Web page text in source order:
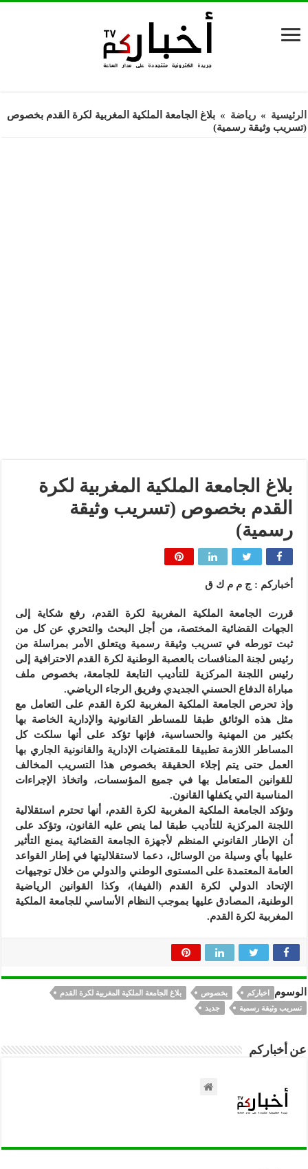
الرئيسية » رياضة » بلاغ الجامعة الملكية المغربية لكرة القدم بخصوص
(تسريب وثيقة رسمية)
بلاغ الجامعة الملكية المغربية لكرة
القدم بخصوص (تسريب وثيقة
رسمية)
أخباركم : ج م م ك ق
قررت الجامعة الملكية المغربية لكرة القدم، رفع شكاية إلى
الجهات القضائية المختصة، من أجل البحث والتحري عن كل من
ثبت تورطه في تسريب وثيقة رسمية ويتعلق الأمر بمراسلة من
رئيس لجنة المنافسات بالعصبة الوطنية لكرة القدم الاحترافية إلى
رئيس اللجنة المركزية للتأديب التابعة للجامعة، بخصوص ملف
مباراة الدفاع الحسني الجديدي وفريق الرجاء الرياضي.
وإذ تحرص الجامعة الملكية المغربية لكرة القدم على التعامل مع
مثل هذه الوثائق طبقا للمساطر القانونية والإدارية الخاصة بها
بكثير من المهنية والحساسية، فإنها تؤكد على أنها سلكت كل
المساطر اللازمة تطبيقا للمقتضيات الإدارية والقانونية الجاري بها
العمل حتى يتم إجلاء الحقيقة بخصوص هذا التسريب المخالف
للقوانين المتعامل بها في جميع المؤسسات، واتخاذ الإجراءات
المناسبة التي يكفلها القانون.
وتؤكد الجامعة الملكية المغربية لكرة القدم، أنها تحترم استقلالية
اللجنة المركزية للتأديب طبقا لما ينص عليه القانون، وتؤكد على
أن الإطار القانوني المنظم لأجهزة الجامعة القضائية يمنع التأثير
عليها بأي وسيلة من الوسائل، دعما لاستقلاليتها في إطار القواعد
العامة المعتمدة على المستوى الوطني والدولي من خلال توجيهات
الإتحاد الدولي لكرة القدم (الفيفا)، وكذا القوانين الرياضية
الوطنية، المصادق عليها بموجب النظام الأساسي للجامعة الملكية
المغربية لكرة القدم.
الوسوم اخباركم بخصوص
بلاغ الجامعة الملكية المغربية لكرة القدم
تسريب وثيقة رسمية
جديد
عن أخباركم